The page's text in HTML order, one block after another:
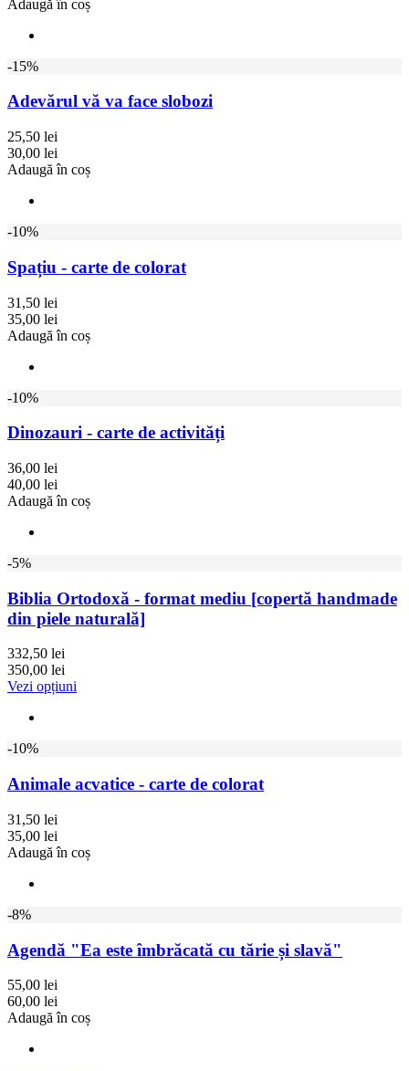
Adaugă în coș
-15%
Adevărul vă va face slobozi
25,50 lei
30,00 lei
Adaugă în coș
-10%
Spațiu - carte de colorat
31,50 lei
35,00 lei
Adaugă în coș
-10%
Dinozauri - carte de activități
36,00 lei
40,00 lei
Adaugă în coș
-5%
Biblia Ortodoxă - format mediu [copertă handmade
din piele naturală]
332,50 lei
350,00 lei
Vezi opțiuni
-10%
Animale acvatice - carte de colorat
31,50 lei
35,00 lei
Adaugă în coș
-8%
Agendă "Ea este îmbrăcată cu tărie și slavă"
55,00 lei
60,00 lei
Adaugă în coș